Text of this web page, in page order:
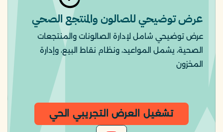
عرض توضيحي للصالون والمنتجع الصحي
عرض توضيحي شامل لإدارة الصالونات والمنتجعات
الصحية، يشمل المواعيد، ونظام نقاط البيع، وإدارة
المخزون
تشغيل العرض التجريبي الحي